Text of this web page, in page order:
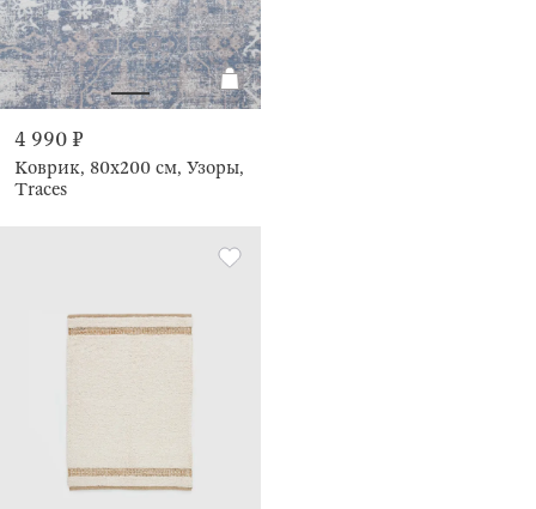
4 990 ₽
Коврик, 80х200 см, Узоры,
Traces